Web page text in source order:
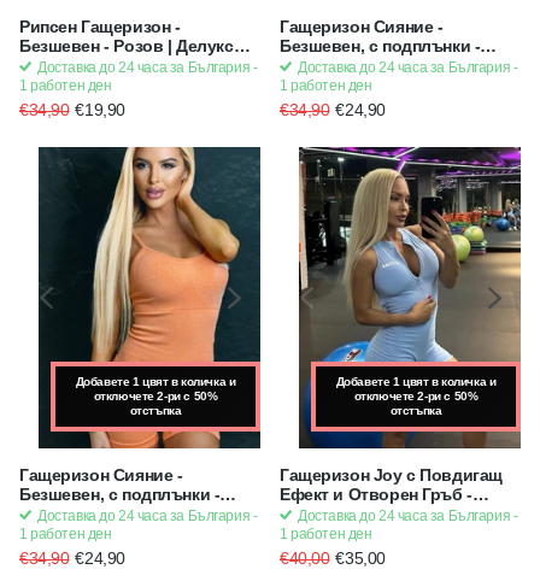
Рипсен Гащеризон -
Безшевен - Розов | Делукс
Серия SMFit
Доставка до 24 часа за България -
1 работен ден
€34,90 €19,90
Гащеризон Сияние -
Безшевен, с подплънки -
Черен
Доставка до 24 часа за България -
1 работен ден
€34,90 €24,90
Добавете 1 цвят в количка и
отключете 2-ри с 50%
отстъпка
Добавете 1 цвят в количка и
отключете 2-ри с 50%
отстъпка
Гащеризон Сияние -
Безшевен, с подплънки -
Оранжев (Цвят Праскова)
Доставка до 24 часа за България -
1 работен ден
€34,90 €24,90
Добавете 1 цвят в количка и
отключете 2-ри с 50%
отстъпка
Гащеризон Joy с Повдигащ
Ефект и Отворен Гръб -
Scrunch Bum, с подплънки -
Син | Strong x Feminine x
Sexy
Доставка до 24 часа за България -
1 работен ден
€40,00 €35,00